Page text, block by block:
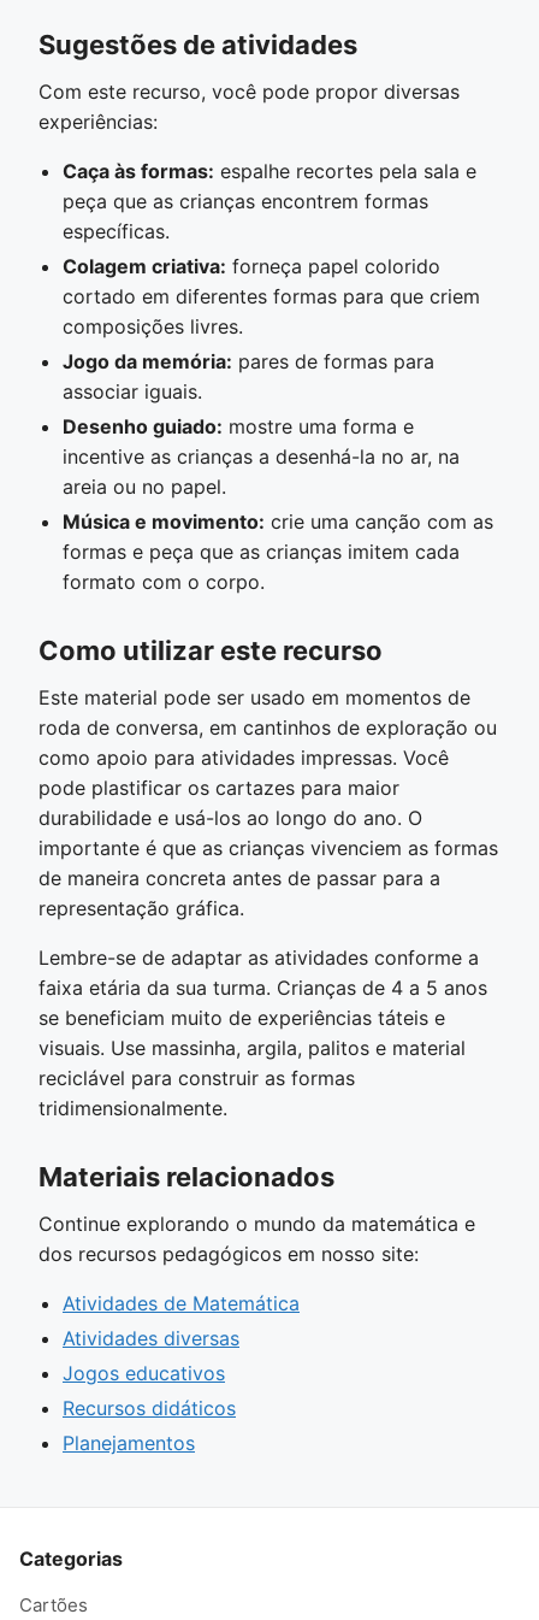
Sugestões de atividades
Com este recurso, você pode propor diversas
experiências:
Caça às formas: espalhe recortes pela sala e
peça que as crianças encontrem formas
específicas.
Colagem criativa: forneça papel colorido
cortado em diferentes formas para que criem
composições livres.
Jogo da memória: pares de formas para
associar iguais.
Desenho guiado: mostre uma forma e
incentive as crianças a desenhá-la no ar, na
areia ou no papel.
Música e movimento: crie uma canção com as
formas e peça que as crianças imitem cada
formato com o corpo.
Como utilizar este recurso
Este material pode ser usado em momentos de
roda de conversa, em cantinhos de exploração ou
como apoio para atividades impressas. Você
pode plastificar os cartazes para maior
durabilidade e usá-los ao longo do ano. O
importante é que as crianças vivenciem as formas
de maneira concreta antes de passar para a
representação gráfica.
Lembre-se de adaptar as atividades conforme a
faixa etária da sua turma. Crianças de 4 a 5 anos
se beneficiam muito de experiências táteis e
visuais. Use massinha, argila, palitos e material
reciclável para construir as formas
tridimensionalmente.
Materiais relacionados
Continue explorando o mundo da matemática e
dos recursos pedagógicos em nosso site:
Atividades de Matemática
Atividades diversas
Jogos educativos
Recursos didáticos
Planejamentos
Categorias
Cartões